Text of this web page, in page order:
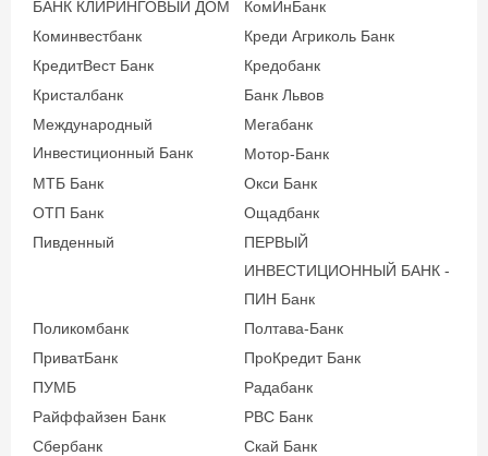
БАНК КЛИРИНГОВЫЙ ДОМ
КомИнБанк
Коминвестбанк
Креди Агриколь Банк
КредитВест Банк
Кредобанк
Кристалбанк
Банк Львов
Международный
Инвестиционный Банк
Мегабанк
Мотор-Банк
МТБ Банк
Окси Банк
ОТП Банк
Ощадбанк
Пивденный
ПЕРВЫЙ
ИНВЕСТИЦИОННЫЙ БАНК -
ПИН Банк
Поликомбанк
Полтава-Банк
ПриватБанк
ПроКредит Банк
ПУМБ
Радабанк
Райффайзен Банк
РВС Банк
Сбербанк
Скай Банк